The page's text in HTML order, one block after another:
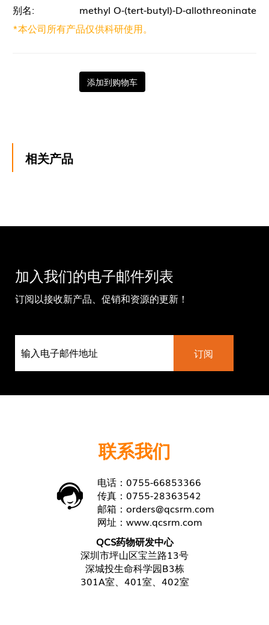
别名:
methyl O-(tert-butyl)-D-allothreoninate
*本公司所有产品仅供科研使用。
添加到购物车
相关产品
加入我们的电子邮件列表
订阅以接收新产品、促销和资源的更新！
联系我们
电话：0755-66853366
传真：0755-28363542
邮箱： orders@qcsrm.com
网址： www.qcsrm.com
QCS药物研发中心
深圳市坪山区宝兰路13号
深城投生命科学园B3栋
301A室、401室、402室